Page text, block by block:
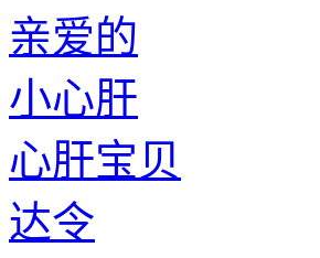
亲爱的
小心肝
心肝宝贝
达令